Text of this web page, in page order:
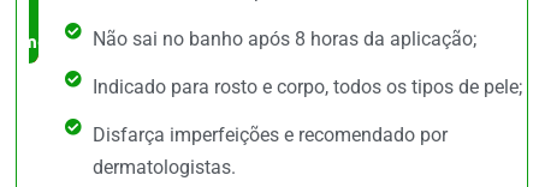
mercadoNão sai no banho após 8 horas da aplicação;
Indicado para rosto e corpo, todos os tipos de pele;
Disfarça imperfeições e recomendado por
dermatologistas.